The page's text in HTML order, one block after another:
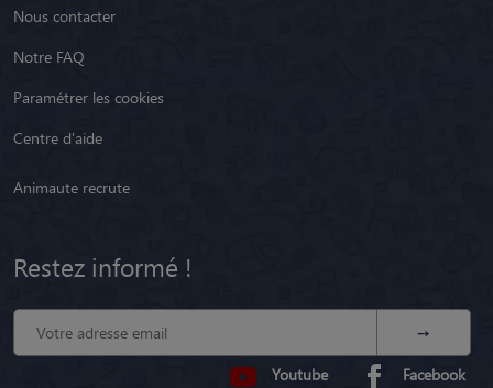
Nous contacter
Notre FAQ
Paramétrer les cookies
Centre d'aide
Animaute recrute
Restez informé !
Youtube Facebook